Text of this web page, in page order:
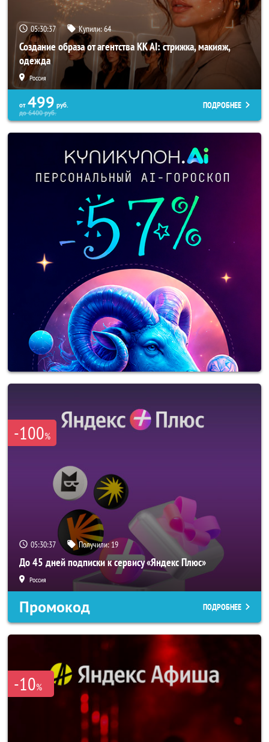
05:30:37 Купили:64
Создание образа от агентства KK AI: стрижка, макияж,
одежда
Россия
от 499 руб.
до6400руб.
ПОДРОБНЕЕ
-100%
05:30:37 Получили:19
До 45 дней подписки к сервису «Яндекс Плюс»
Россия
Промокод ПОДРОБНЕЕ
-10%